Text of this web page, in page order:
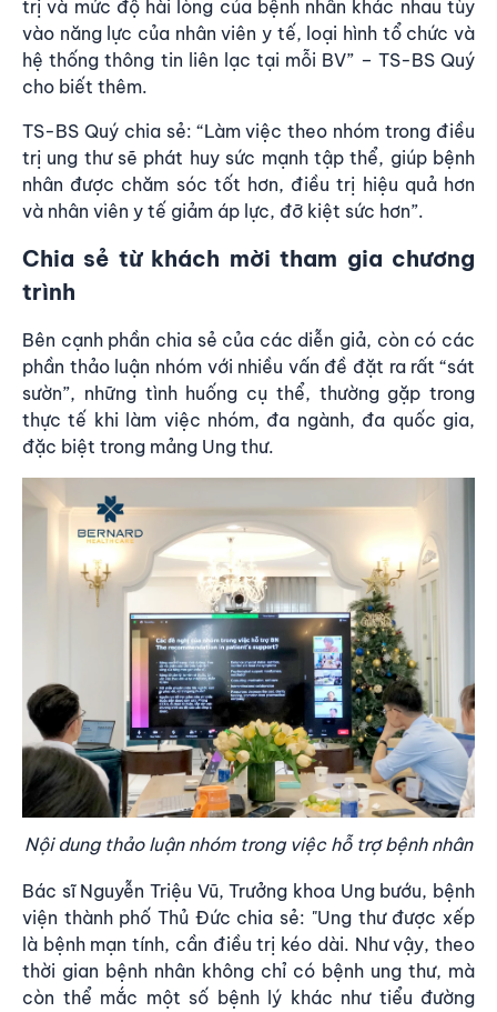
trị và mức độ hài lòng của bệnh nhân khác nhau tùy
vào năng lực của nhân viên y tế, loại hình tổ chức và
hệ thống thông tin liên lạc tại mỗi BV” – TS-BS Quý
cho biết thêm.
TS-BS Quý chia sẻ: “Làm việc theo nhóm trong điều
trị ung thư sẽ phát huy sức mạnh tập thể, giúp bệnh
nhân được chăm sóc tốt hơn, điều trị hiệu quả hơn
và nhân viên y tế giảm áp lực, đỡ kiệt sức hơn”.
Chia sẻ từ khách mời tham gia chương
trình
Bên cạnh phần chia sẻ của các diễn giả, còn có các
phần thảo luận nhóm với nhiều vấn đề đặt ra rất “sát
sườn”, những tình huống cụ thể, thường gặp trong
thực tế khi làm việc nhóm, đa ngành, đa quốc gia,
đặc biệt trong mảng Ung thư.
Nội dung thảo luận nhóm trong việc hỗ trợ bệnh nhân
Bác sĩ Nguyễn Triệu Vũ, Trưởng khoa Ung bướu, bệnh
viện thành phố Thủ Đức chia sẻ: "Ung thư được xếp
là bệnh mạn tính, cần điều trị kéo dài. Như vậy, theo
thời gian bệnh nhân không chỉ có bệnh ung thư, mà
còn thể mắc một số bệnh lý khác như tiểu đường